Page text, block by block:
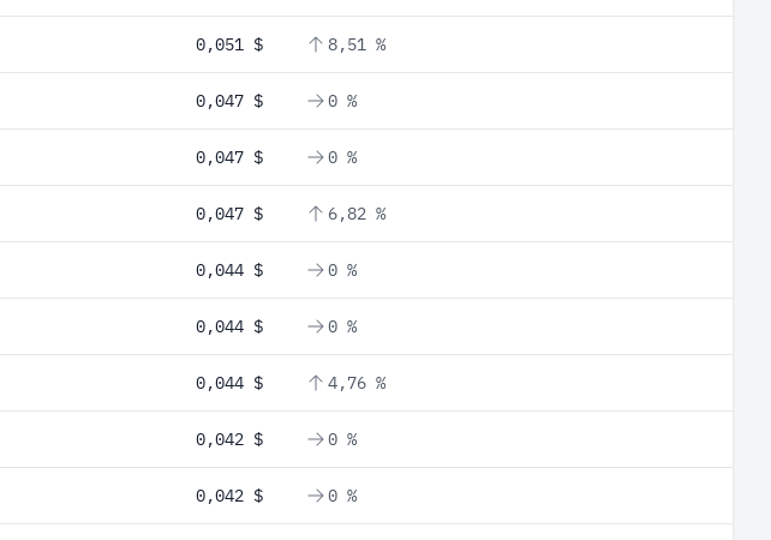
0,051 $ 8,51 %
0,047 $ 0 %
0,047 $ 0 %
0,047 $ 6,82 %
0,044 $ 0 %
0,044 $ 0 %
0,044 $ 4,76 %
0,042 $ 0 %
0,042 $ 0 %